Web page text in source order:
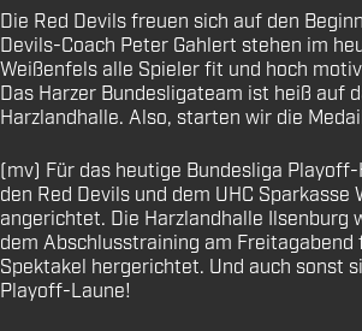
Die Red Devils freuen sich auf den
Devils-Coach Peter Gahlert stehen im
Weißenfels alle Spieler fit und hoch
Das Harzer Bundesligateam ist heiß auf
Harzlandhalle. Also, starten wir die
(mv) Für das heutige Bundesliga
den Red Devils und dem UHC
angerichtet. Die Harzlandhalle Ilsenburg
dem Abschlusstraining am Freitagabend
Spektakel hergerichtet. Und auch sonst
Playoff-Laune!